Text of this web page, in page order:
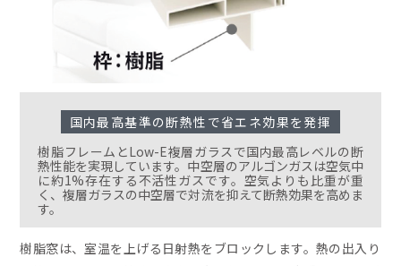
国内最高基準の断熱性で省エネ効果を発揮
樹脂フレームとLow-E複層ガラスで国内最高レベルの断
熱性能を実現しています。中空層のアルゴンガスは空気中
に約1%存在する不活性ガスです。空気よりも比重が重
く、複層ガラスの中空層で対流を抑えて断熱効果を高めま
す。
樹脂窓は、室温を上げる日射熱をブロックします。熱の出入り